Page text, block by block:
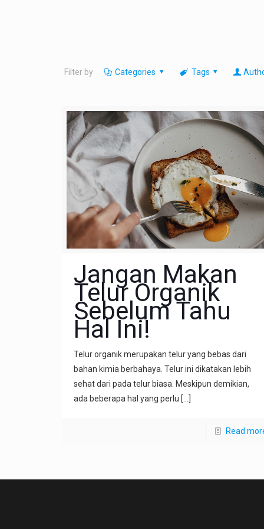
Filter by Categories Tags
Jangan Makan
Telur Organik
Sebelum Tahu
Hal Ini!
Telur organik merupakan telur yang bebas dari
bahan kimia berbahaya. Telur ini dikatakan lebih
sehat dari pada telur biasa. Meskipun demikian,
ada beberapa hal yang perlu […]
Read